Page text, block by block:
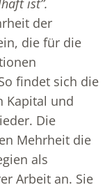
ist”.
der
die für die
findet sich die
Kapital und
Die
Mehrheit die
als
Arbeit an. Sie